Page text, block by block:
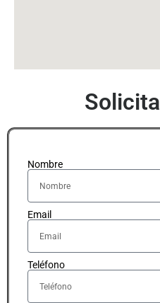
Nombre
Email
Teléfono